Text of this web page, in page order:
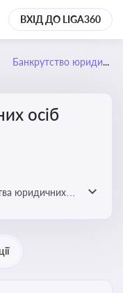
ВХІД ДО LIGA360
Банкрутство юридичних осіб
осіб
юридичних